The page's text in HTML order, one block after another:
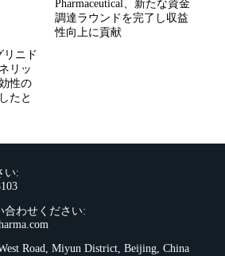
Pharmaceutical、新たな資金
調達ラウンドを完了し収益
性向上に貢献
リニド
リッ
性の
たと
い:
合わせください:
Road, Miyun District, Beijing, China